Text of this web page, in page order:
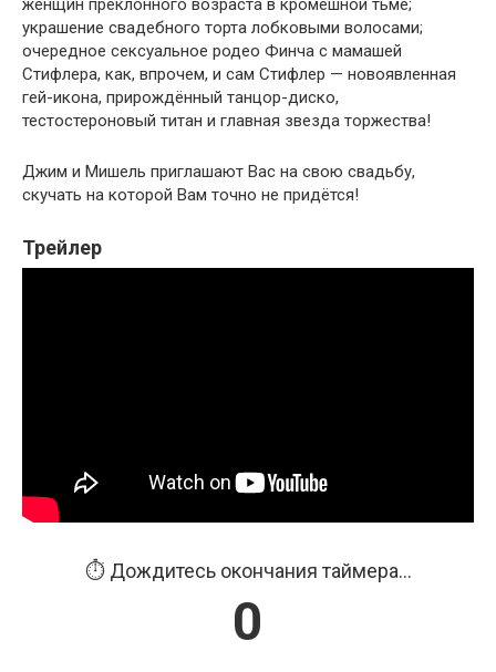
украшение свадебного торта лобковыми волосами;
очередное сексуальное родео Финча с мамашей
Стифлера, как, впрочем, и сам Стифлер — новоявленная
гей-икона, прирождённый танцор-диско,
тестостероновый титан и главная звезда торжества!
Джим и Мишель приглашают Вас на свою свадьбу,
скучать на которой Вам точно не придётся!
Трейлер
⏱️ Дождитесь окончания таймера...
0